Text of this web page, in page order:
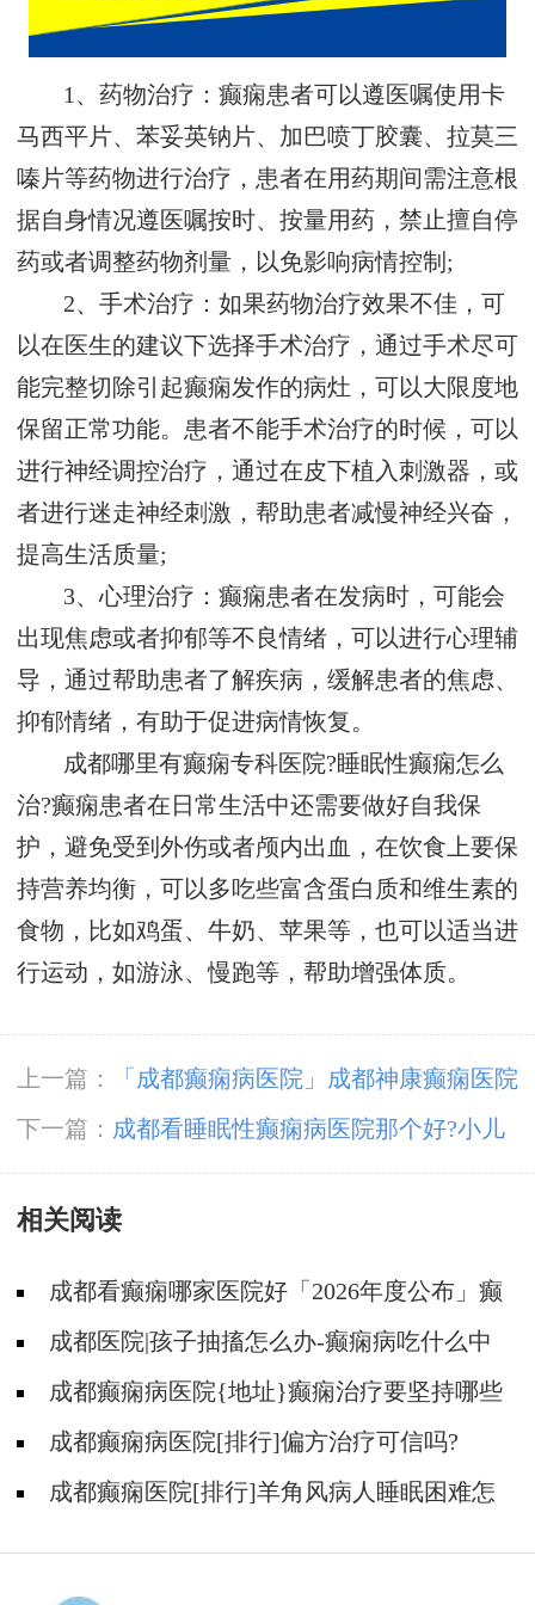
1、药物治疗：癫痫患者可以遵医嘱使用卡
马西平片、苯妥英钠片、加巴喷丁胶囊、拉莫三
嗪片等药物进行治疗，患者在用药期间需注意根
据自身情况遵医嘱按时、按量用药，禁止擅自停
药或者调整药物剂量，以免影响病情控制;
2、手术治疗：如果药物治疗效果不佳，可
以在医生的建议下选择手术治疗，通过手术尽可
能完整切除引起癫痫发作的病灶，可以大限度地
保留正常功能。患者不能手术治疗的时候，可以
进行神经调控治疗，通过在皮下植入刺激器，或
者进行迷走神经刺激，帮助患者减慢神经兴奋，
提高生活质量;
3、心理治疗：癫痫患者在发病时，可能会
出现焦虑或者抑郁等不良情绪，可以进行心理辅
导，通过帮助患者了解疾病，缓解患者的焦虑、
抑郁情绪，有助于促进病情恢复。
成都哪里有癫痫专科医院?睡眠性癫痫怎么
治?癫痫患者在日常生活中还需要做好自我保
护，避免受到外伤或者颅内出血，在饮食上要保
持营养均衡，可以多吃些富含蛋白质和维生素的
食物，比如鸡蛋、牛奶、苹果等，也可以适当进
行运动，如游泳、慢跑等，帮助增强体质。
上一篇：
「成都癫痫病医院」成都神康癫痫医院
开展5.12国际护士节户外团建庆典活动
下一篇： 成都看睡眠性癫痫病医院那个好?小儿
癫痫中医治疗方法有哪些?
相关阅读
成都看癫痫哪家医院好「2026年度公布」癫
痫是遗传的吗?
成都医院|孩子抽搐怎么办-癫痫病吃什么中
药?成都癫痫病医院{地址}癫痫治疗要坚持哪些
原则?成都癫痫病医院[排行]偏方治疗可信吗?
成都癫痫医院[排行]羊角风病人睡眠困难怎